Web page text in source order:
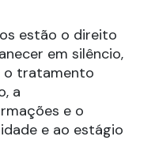
estão o direito
em silêncio,
o tratamento
a
e o
e ao estágio